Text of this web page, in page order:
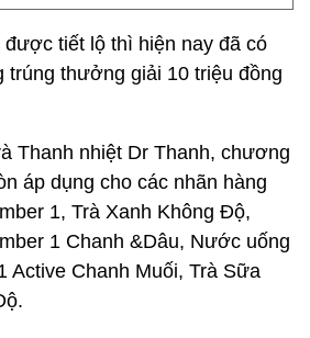
tiết lộ thì hiện nay đã có
trúng thưởng giải 10 triệu đồng
Thanh nhiệt Dr Thanh, chương
áp dụng cho các nhãn hàng
1, Trà Xanh Không Độ,
1 Chanh &Dâu, Nước uống
Active Chanh Muối, Trà Sữa